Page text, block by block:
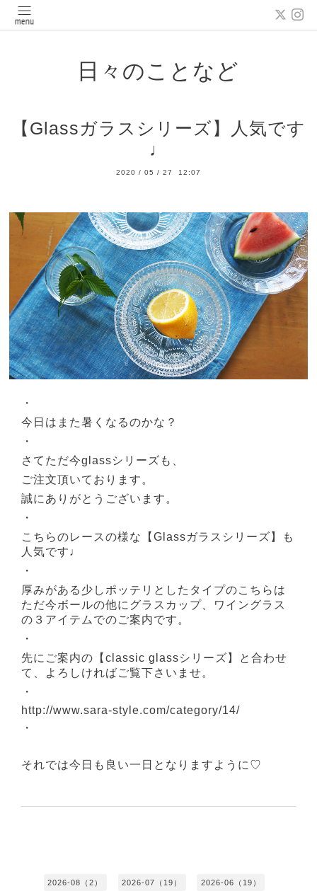
日々のことなど
【Glassガラスシリーズ】人気です
♩
2020 / 05 / 27 12:07
・
今日はまた暑くなるのかな？
・
さてただ今glassシリーズも、
ご注文頂いております。
誠にありがとうございます。
・
こちらのレースの様な【Glassガラスシリーズ】も
人気です♩
・
厚みがある少しポッテリとしたタイプのこちらは
ただ今ボールの他にグラスカップ、ワイングラス
の３アイテムでのご案内です。
・
先にご案内の【classic glassシリーズ】と合わせ
て、よろしければご覧下さいませ。
・
http://www.sara-style.com/category/14/
・
それでは今日も良い一日となりますように♡
2026-08（2） 2026-07（19） 2026-06（19）